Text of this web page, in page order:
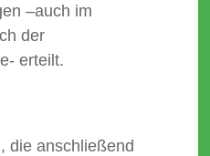
–auch im
der
erteilt.
die anschließend